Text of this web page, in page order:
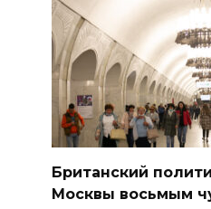
Британский
Москвы восьмым